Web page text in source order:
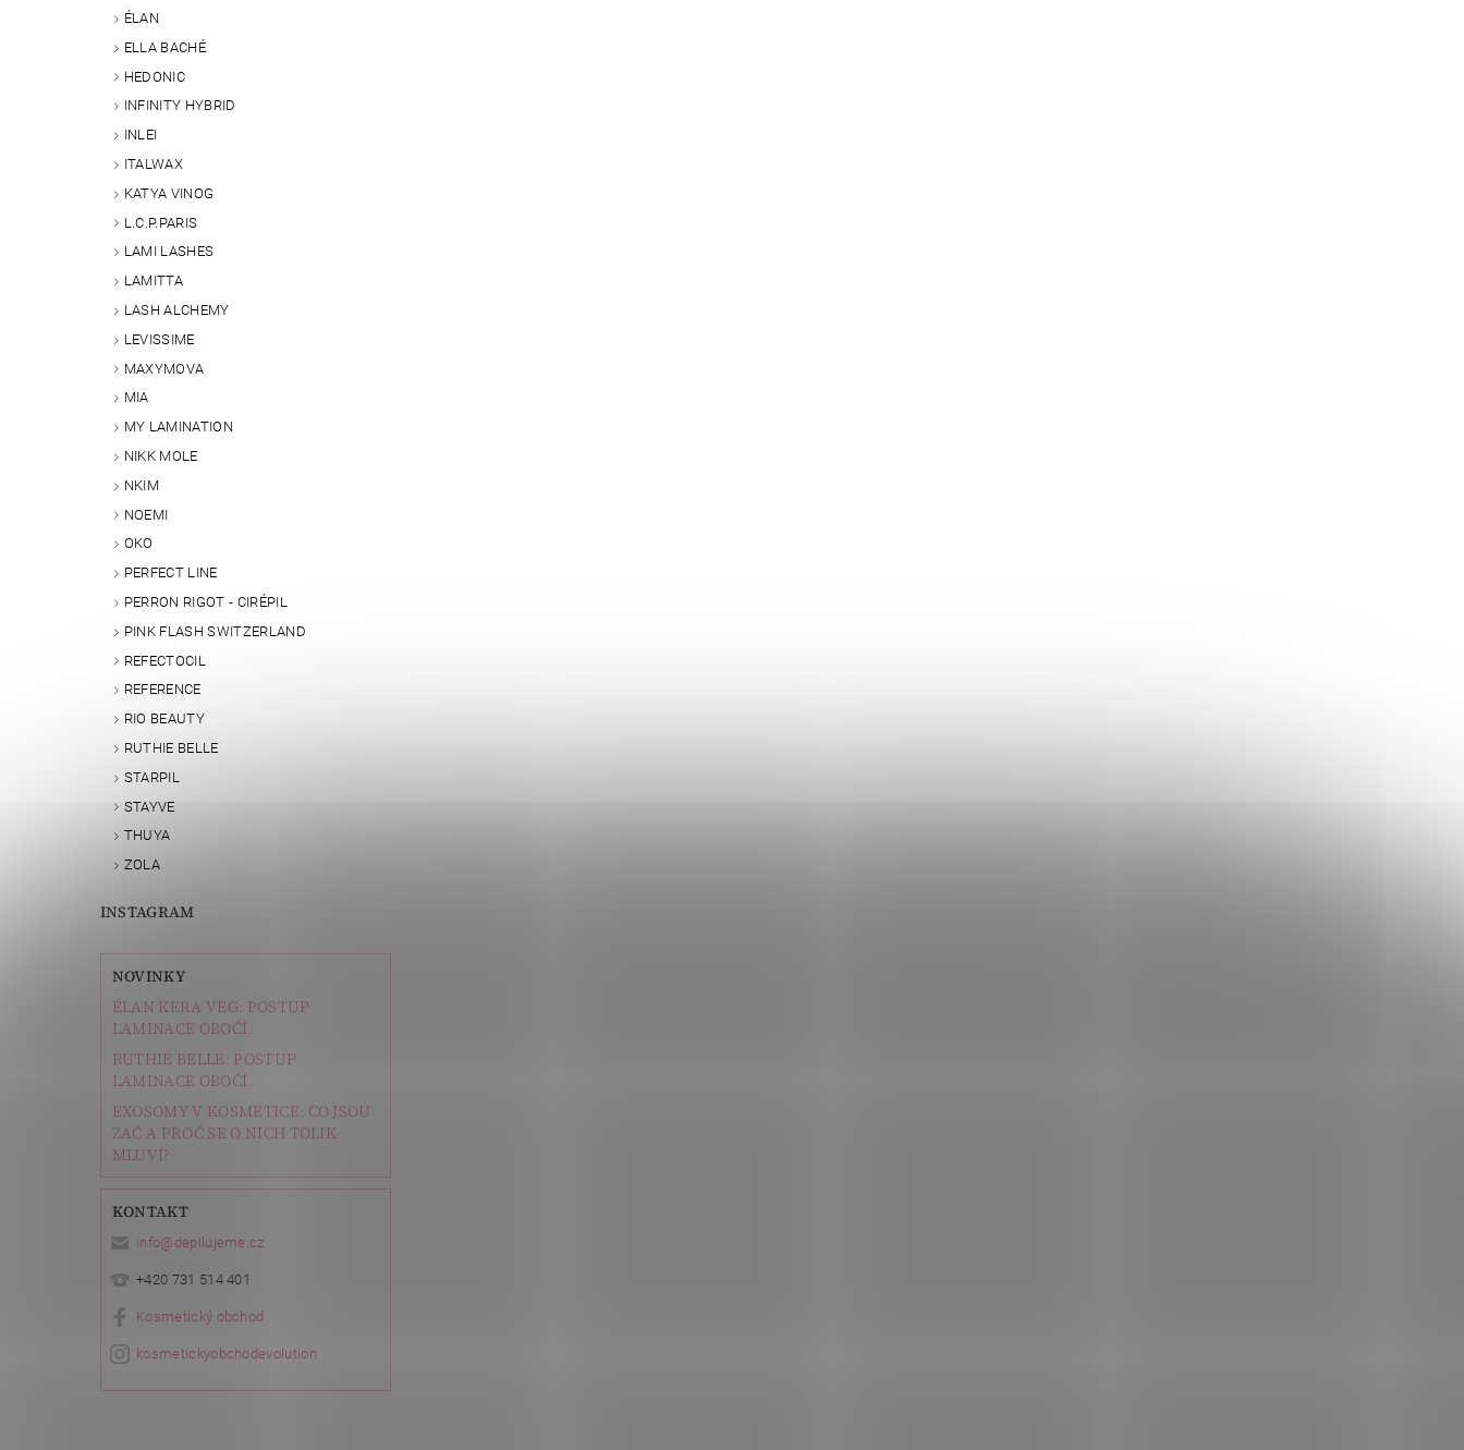
ÉLAN
ELLA BACHÉ
HEDONIC
INFINITY HYBRID
INLEI
ITALWAX
KATYA VINOG
L.C.P.PARIS
LAMI LASHES
LAMITTA
LASH ALCHEMY
LEVISSIME
MAXYMOVA
MIA
MY LAMINATION
NIKK MOLE
NKIM
NOEMI
OKO
PERFECT LINE
PERRON RIGOT - CIRÉPIL
PINK FLASH SWITZERLAND
REFECTOCIL
REFERENCE
RIO BEAUTY
RUTHIE BELLE
STARPIL
STAYVE
THUYA
ZOLA
INSTAGRAM
NOVINKY
ÉLAN KERA VEG: POSTUP
LAMINACE OBOČÍ
RUTHIE BELLE: POSTUP
LAMINACE OBOČÍ
EXOSOMY V KOSMETICE: CO JSOU
ZAČ A PROČ SE O NICH TOLIK
MLUVÍ?
KONTAKT
info@ depilujeme.cz
+420 731 514 401
Kosmetický obchod
kosmetickyobchodevolution